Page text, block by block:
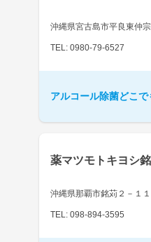
沖縄県宮古島市平良東仲
TEL: 0980-79-6527
アルコール除菌どこ
薬マツモトキヨシ
沖縄県那覇市銘苅２－１１
TEL: 098-894-3595